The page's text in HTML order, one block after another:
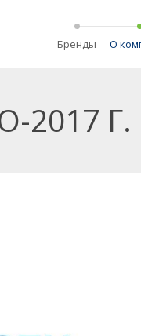
Бренды О
2017